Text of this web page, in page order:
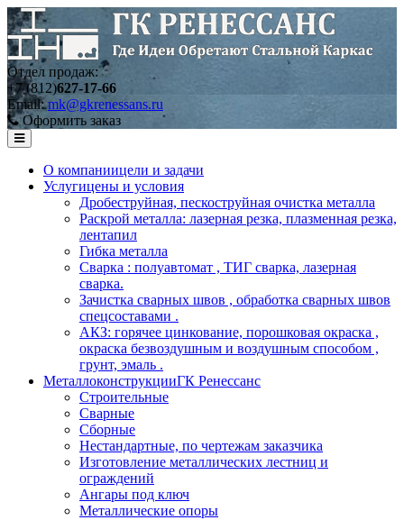
Отдел продаж:
+7 (812)627-17-66
Email:mk@gkrenessans.ru
Оформить заказ
О компаниицели и задачи
Услугицены и условия
Дробеструйная, пескоструйная очистка металла
Раскрой металла: лазерная резка, плазменная резка,
лентапил
Гибка металла
Сварка : полуавтомат , ТИГ сварка, лазерная
сварка.
Зачистка сварных швов , обработка сварных швов
спецсоставами .
АКЗ: горячее цинкование, порошковая окраска ,
окраска безвоздушным и воздушным способом ,
грунт, эмаль .
МеталлоконструкцииГК Ренессанс
Строительные
Сварные
Сборные
Нестандартные, по чертежам заказчика
Изготовление металлических лестниц и
ограждений
Ангары под ключ
Металлические опоры